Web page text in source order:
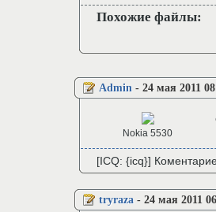
Похожие файлы:
Admin - 24 мая 2011
Nokia 5530
[ICQ: {icq}]
tryraza - 24 мая 2011